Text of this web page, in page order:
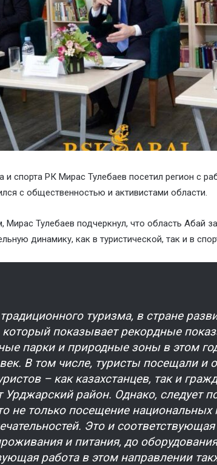
и спорта РК Мирас Тулебаев посетил регион с
с общественностью и активистами области.
Мирас Тулебаев подчеркнул, что область Абай
динамику, как в туристической, так и в
туризма, в стране
который показывает рекордные
парки и природные зоны в этом
В том числе, туристы посещали и
– как казахстанцев, так и
Урджарский район. Однако, следует
не только посещение национальных
Это и
и питания, до
работа в этом направлении